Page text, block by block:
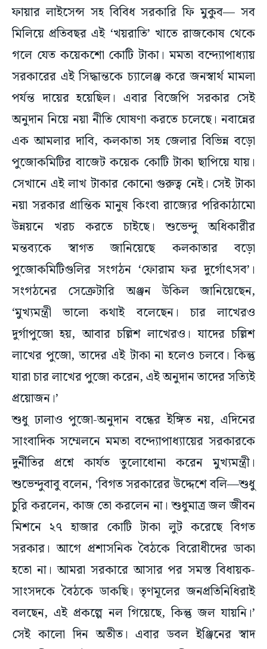
মিলিয়ে প্রতিবছর এই ‘খয়রাতি’ খাতে রাজকোষ থেকে
গলে যেত কয়েকশো কোটি টাকা। মমতা বন্দ্যোপাধ্যায়
সরকারের এই সিদ্ধান্তকে চ্যালেঞ্জ করে জনস্বার্থ মামলা
পর্যন্ত দায়ের হয়েছিল। এবার বিজেপি সরকার সেই
অনুদান নিয়ে নয়া নীতি ঘোষণা করতে চলেছে। নবান্নের
এক আমলার দাবি, কলকাতা সহ জেলার বিভিন্ন বড়ো
পুজোকমিটির বাজেট কয়েক কোটি টাকা ছাপিয়ে যায়।
সেখানে এই লাখ টাকার কোনো গুরুত্ব নেই। সেই টাকা
নয়া সরকার প্রান্তিক মানুষ কিংবা রাজ্যের পরিকাঠামো
উন্নয়নে খরচ করতে চাইছে। শুভেন্দু অধিকারীর
মন্তব্যকে স্বাগত জানিয়েছে কলকাতার বড়ো
পুজোকমিটিগুলির সংগঠন ‘ফোরাম ফর দুর্গোৎসব’।
সংগঠনের সেক্রেটারি অঞ্জন উকিল জানিয়েছেন,
‘মুখ্যমন্ত্রী ভালো কথাই বলেছেন। চার লাখেরও
দুর্গাপুজো হয়, আবার চল্লিশ লাখেরও। যাদের চল্লিশ
লাখের পুজো, তাদের এই টাকা না হলেও চলবে। কিন্তু
যারা চার লাখের পুজো করেন, এই অনুদান তাদের সত্যিই
প্রয়োজন।’
শুধু ঢালাও পুজো-অনুদান বন্ধের ইঙ্গিত নয়, এদিনের
সাংবাদিক সম্মেলনে মমতা বন্দ্যোপাধ্যায়ের সরকারকে
দুর্নীতির প্রশ্নে কার্যত তুলোধোনা করেন মুখ্যমন্ত্রী।
শুভেন্দুবাবু বলেন, ‘বিগত সরকারের উদ্দেশে বলি—শুধু
চুরি করলেন, কাজ তো করলেন না। শুধুমাত্র জল জীবন
মিশনে ২৭ হাজার কোটি টাকা লুট করেছে বিগত
সরকার। আগে প্রশাসনিক বৈঠকে বিরোধীদের ডাকা
হতো না। আমরা সরকারে আসার পর সমস্ত বিধায়ক-
সাংসদকে বৈঠকে ডাকছি। তৃণমূলের জনপ্রতিনিধিরাই
বলছেন, এই প্রকল্পে নল গিয়েছে, কিন্তু জল যায়নি।’
সেই কালো দিন অতীত। এবার ডবল ইঞ্জিনের স্বাদ
বঙ্গবাসী অবশ্যই পাবেন বলে প্রত্যয়ী মন্তব্য করেন